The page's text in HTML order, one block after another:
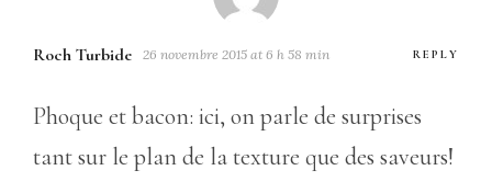
Roch Turbide 26 novembre 2015 at 6 h 58 min REPLY
Phoque et bacon: ici, on parle de surprises
tant sur le plan de la texture que des saveurs!